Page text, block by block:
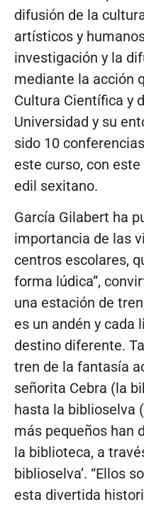
difusión de la
artísticos y
investigación y la
mediante la acción
Cultura Científica y
Universidad y su
sido 10
este curso, con
edil sexitano.
García Gilabert ha
importancia de las
centros escolares,
forma lúdica”,
una estación de
es un andén y cada
destino diferente.
tren de la fantasía
señorita Cebra (la
hasta la biblioselva
más pequeños han
la biblioteca, a
biblioselva’. “Ellos
esta divertida